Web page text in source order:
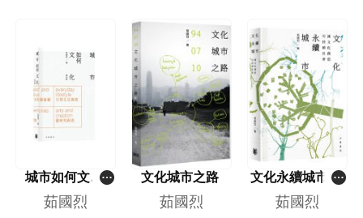
城市如何文化
（增訂版）
茹國烈
文化城市之路
茹國烈
文化永續城市：
讓文化創造可持
續社會
茹國烈